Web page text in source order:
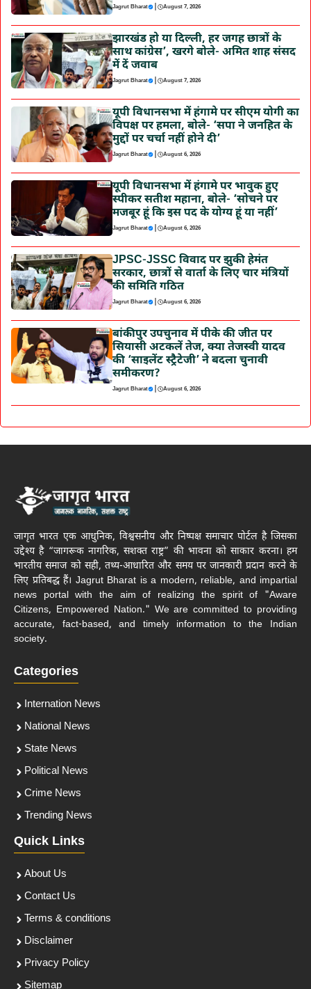
Jagrut Bharat | August 7, 2026
झारखंड हो या दिल्ली, हर जगह छात्रों के
साथ कांग्रेस’, खरगे बोले- अमित शाह संसद
में दें जवाब
Jagrut Bharat | August 7, 2026
यूपी विधानसभा में हंगामे पर सीएम योगी का
विपक्ष पर हमला, बोले- ‘सपा ने जनहित के
मुद्दों पर चर्चा नहीं होने दी’
Jagrut Bharat | August 6, 2026
यूपी विधानसभा में हंगामे पर भावुक हुए
स्पीकर सतीश महाना, बोले- ‘सोचने पर
मजबूर हूं कि इस पद के योग्य हूं या नहीं’
Jagrut Bharat | August 6, 2026
JPSC-JSSC विवाद पर झुकी हेमंत
सरकार, छात्रों से वार्ता के लिए चार मंत्रियों
की समिति गठित
Jagrut Bharat | August 6, 2026
बांकीपुर उपचुनाव में पीके की जीत पर
सियासी अटकलें तेज, क्या तेजस्वी यादव
की ‘साइलेंट स्ट्रैटेजी’ ने बदला चुनावी
समीकरण?
Jagrut Bharat | August 6, 2026
जागृत भारत एक आधुनिक, विश्वसनीय और निष्पक्ष समाचार पोर्टल है जिसका
उद्देश्य है “जागरूक नागरिक, सशक्त राष्ट्र” की भावना को साकार करना। हम
भारतीय समाज को सही, तथ्य-आधारित और समय पर जानकारी प्रदान करने के
लिए प्रतिबद्ध हैं। Jagrut Bharat is a modern, reliable, and impartial
news portal with the aim of realizing the spirit of "Aware
Citizens, Empowered Nation." We are committed to providing
accurate, fact-based, and timely information to the Indian
society.
Categories
Internation News
National News
State News
Political News
Crime News
Trending News
Quick Links
About Us
Contact Us
Terms & conditions
Disclaimer
Privacy Policy
Sitemap